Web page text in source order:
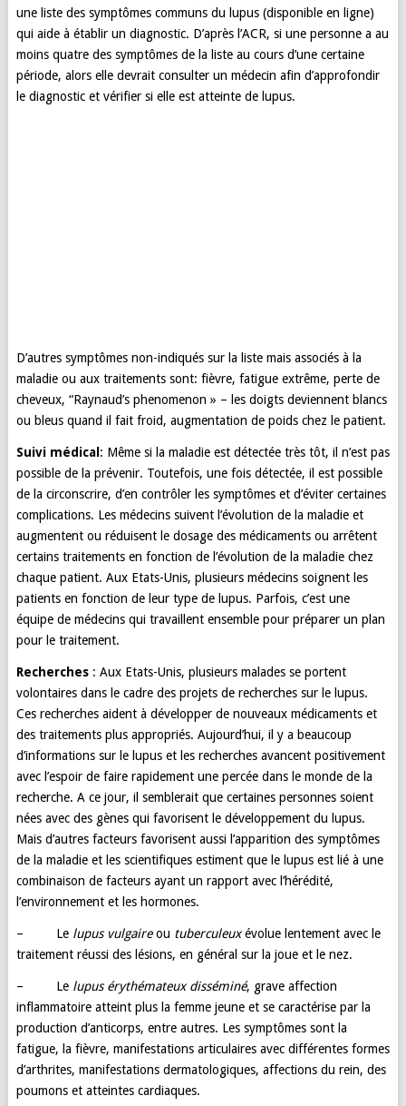
une liste des symptômes communs du lupus (disponible en ligne)
qui aide à établir un diagnostic. D’après l’ACR, si une personne a au
moins quatre des symptômes de la liste au cours d’une certaine
période, alors elle devrait consulter un médecin afin d’approfondir
le diagnostic et vérifier si elle est atteinte de lupus.
D’autres symptômes non-indiqués sur la liste mais associés à la
maladie ou aux traitements sont: fièvre, fatigue extrême, perte de
cheveux, “Raynaud’s phenomenon » – les doigts deviennent blancs
ou bleus quand il fait froid, augmentation de poids chez le patient.
Suivi médical : Même si la maladie est détectée très tôt, il n’est pas
possible de la prévenir. Toutefois, une fois détectée, il est possible
de la circonscrire, d’en contrôler les symptômes et d’éviter certaines
complications. Les médecins suivent l’évolution de la maladie et
augmentent ou réduisent le dosage des médicaments ou arrêtent
certains traitements en fonction de l’évolution de la maladie chez
chaque patient. Aux Etats-Unis, plusieurs médecins soignent les
patients en fonction de leur type de lupus. Parfois, c’est une
équipe de médecins qui travaillent ensemble pour préparer un plan
pour le traitement.
Recherches: Aux Etats-Unis, plusieurs malades se portent
volontaires dans le cadre des projets de recherches sur le lupus.
Ces recherches aident à développer de nouveaux médicaments et
des traitements plus appropriés. Aujourd’hui, il y a beaucoup
d’informations sur le lupus et les recherches avancent positivement
avec l’espoir de faire rapidement une percée dans le monde de la
recherche. A ce jour, il semblerait que certaines personnes soient
nées avec des gènes qui favorisent le développement du lupus.
Mais d’autres facteurs favorisent aussi l’apparition des symptômes
de la maladie et les scientifiques estiment que le lupus est lié à une
combinaison de facteurs ayant un rapport avec l’hérédité,
l’environnement et les hormones.
– Le lupus vulgaireou tuberculeuxévolue lentement avec le
traitement réussi des lésions, en général sur la joue et le nez.
– Le lupus érythémateux disséminé, grave affection
inflammatoire atteint plus la femme jeune et se caractérise par la
production d’anticorps, entre autres. Les symptômes sont la
fatigue, la fièvre, manifestations articulaires avec différentes formes
d’arthrites, manifestations dermatologiques, affections du rein, des
poumons et atteintes cardiaques.